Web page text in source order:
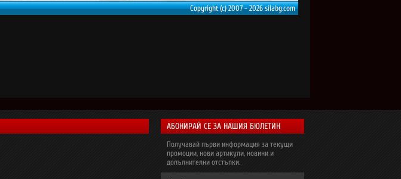
Copyright (c) 2007 - 2026 silabg.com
АБОНИРАЙ СЕ ЗА НАШИЯ БЮЛЕТИН
Получавай първи информация за текущи
промоции, нови артикули, новини и
допълнителни отстъпки.